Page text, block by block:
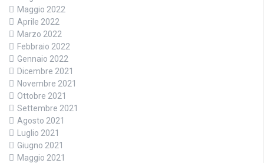
Maggio 2022
Aprile 2022
Marzo 2022
Febbraio 2022
Gennaio 2022
Dicembre 2021
Novembre 2021
Ottobre 2021
Settembre 2021
Agosto 2021
Luglio 2021
Giugno 2021
Maggio 2021